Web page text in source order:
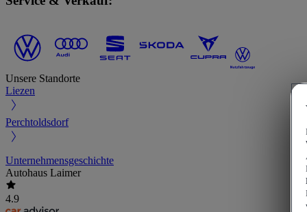
Unsere Standorte
Liezen
Perchtoldsdorf
Unternehmensgeschichte
Autohaus Laimer
4.9